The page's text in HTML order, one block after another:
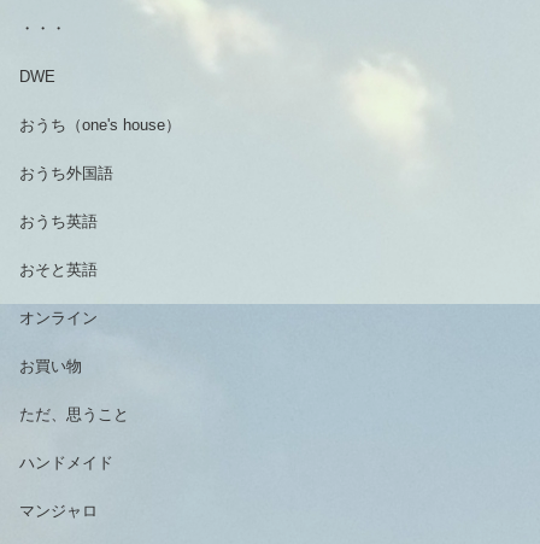
・・・
DWE
おうち（one's house）
おうち外国語
おうち英語
おそと英語
オンライン
お買い物
ただ、思うこと
ハンドメイド
マンジャロ